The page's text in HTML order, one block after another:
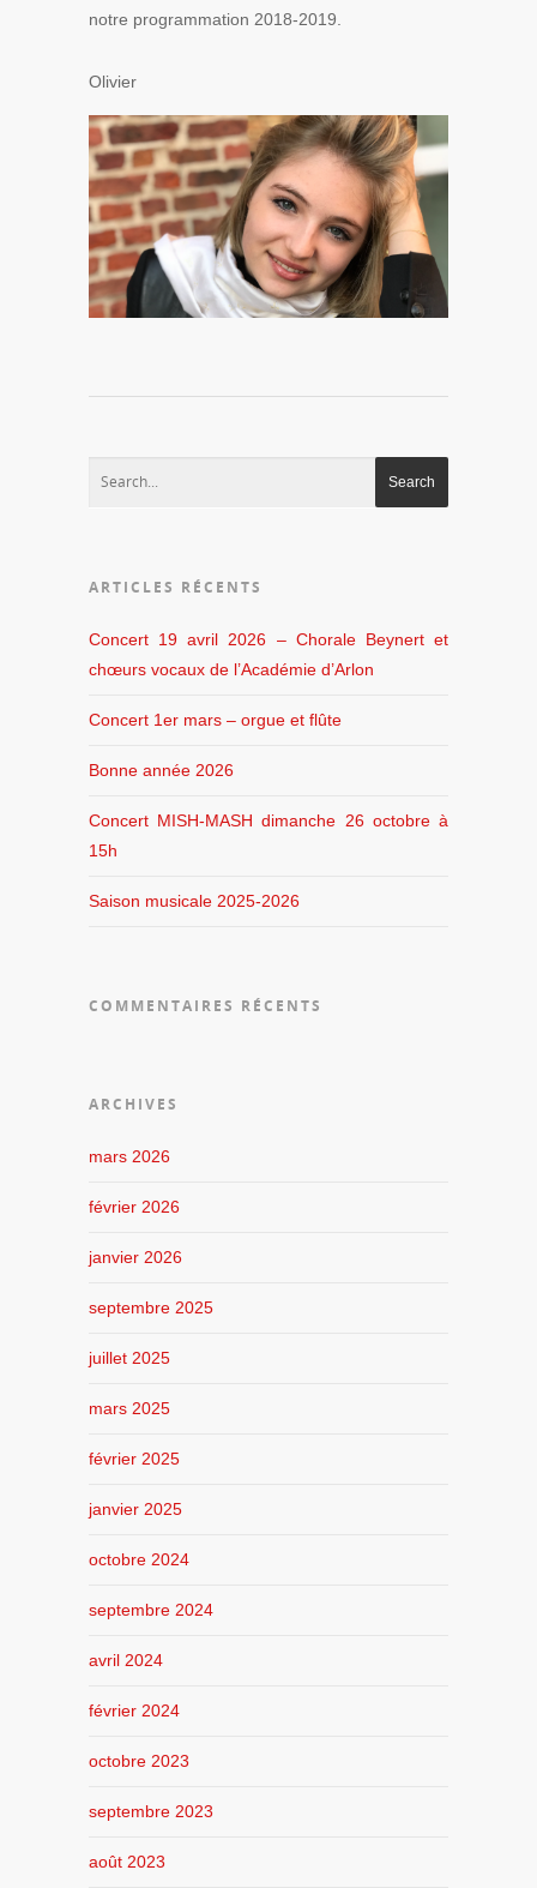
notre programmation 2018-2019.
Olivier
ARTICLES RÉCENTS
Concert 19 avril 2026 – Chorale Beynert et
chœurs vocaux de l’Académie d’Arlon
Concert 1er mars – orgue et flûte
Bonne année 2026
Concert MISH-MASH dimanche 26 octobre à
15h
Saison musicale 2025-2026
COMMENTAIRES RÉCENTS
ARCHIVES
mars 2026
février 2026
janvier 2026
septembre 2025
juillet 2025
mars 2025
février 2025
janvier 2025
octobre 2024
septembre 2024
avril 2024
février 2024
octobre 2023
septembre 2023
août 2023